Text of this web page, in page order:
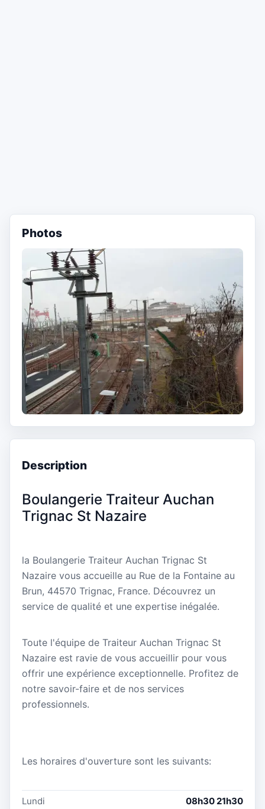
Photos
Description
Boulangerie Traiteur Auchan
Trignac St Nazaire
la Boulangerie Traiteur Auchan Trignac St
Nazaire vous accueille au Rue de la Fontaine au
Brun, 44570 Trignac, France. Découvrez un
service de qualité et une expertise inégalée.
Toute l'équipe de Traiteur Auchan Trignac St
Nazaire est ravie de vous accueillir pour vous
offrir une expérience exceptionnelle. Profitez de
notre savoir-faire et de nos services
professionnels.
Les horaires d'ouverture sont les suivants:
Lundi
08h30 21h30